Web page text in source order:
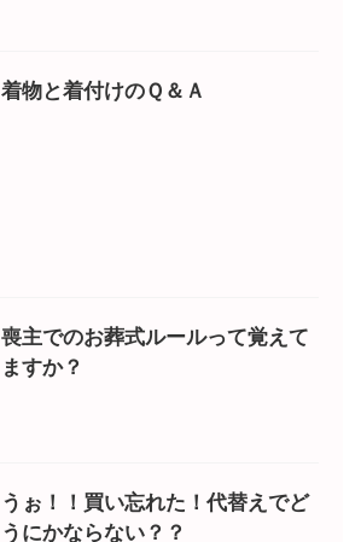
着物と着付けのＱ＆Ａ
喪主でのお葬式ルールって覚えて
ますか？
うぉ！！買い忘れた！代替えでど
うにかならない？？